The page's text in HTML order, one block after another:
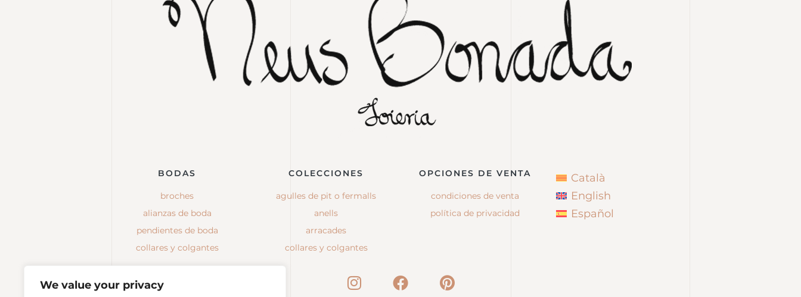
We value your privacy
BODAS
broches
alianzas de boda
pendientes de boda
collares y colgantes
COLECCIONES
agulles de pit o fermalls
anells
arracades
collares y colgantes
OPCIONES DE VENTA
condiciones de venta
política de privacidad
Català
English
Español